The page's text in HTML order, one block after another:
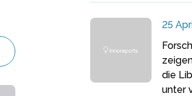
25
die
unter